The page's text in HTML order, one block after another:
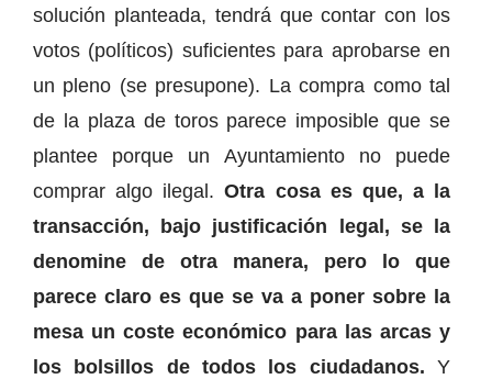
solución planteada, tendrá que contar con los
votos (políticos) suficientes para aprobarse en
un pleno (se presupone). La compra como tal
de la plaza de toros parece imposible que se
plantee porque un Ayuntamiento no puede
comprar algo ilegal.Otra cosa es que, a la
transacción, bajo justificación legal, se la
denomine de otra manera, pero lo que
parece claro es que se va a poner sobre la
mesa un coste económico para las arcas y
los bolsillos de todos los ciudadanos. Y